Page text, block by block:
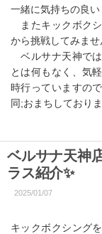
一緒に気持ちの
またキックボク
から挑戦してみませ
ベルサナ天神で
とは何もなく、気
時行っていますの
同;おまちしており
ベルサナ天神
ラス紹介✨
2025/01/07
キックボクシング